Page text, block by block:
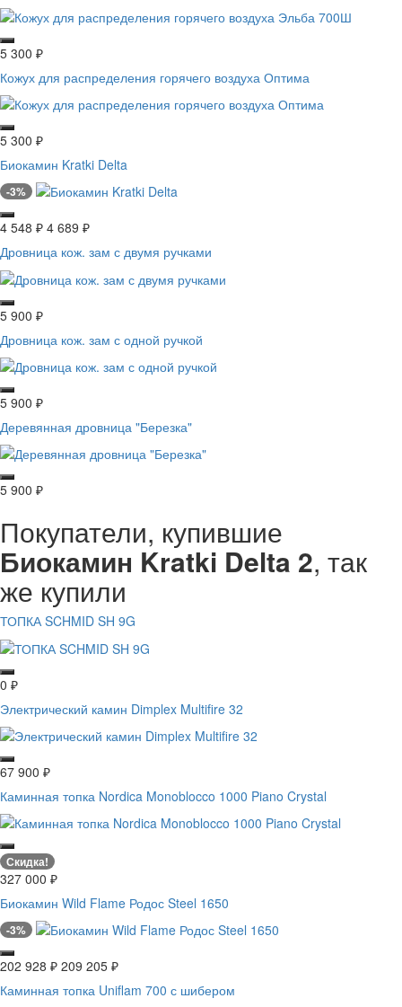
5 300 ₽
Кожух для распределения горячего воздуха Оптима
5 300 ₽
Биокамин Kratki Delta
-3%
4 548 ₽ 4 689 ₽
Дровница кож. зам с двумя ручками
5 900 ₽
Дровница кож. зам с одной ручкой
5 900 ₽
Деревянная дровница "Березка"
5 900 ₽
Покупатели, купившие
Биокамин Kratki Delta 2, так
же купили
ТОПКА SCHMID SH 9G
0 ₽
Электрический камин Dimplex Multifire 32
67 900 ₽
Каминная топка Nordica Monoblocco 1000 Piano Crystal
Скидка!
327 000 ₽
Биокамин Wild Flame Родос Steel 1650
-3%
202 928 ₽ 209 205 ₽
Каминная топка Uniflam 700 с шибером